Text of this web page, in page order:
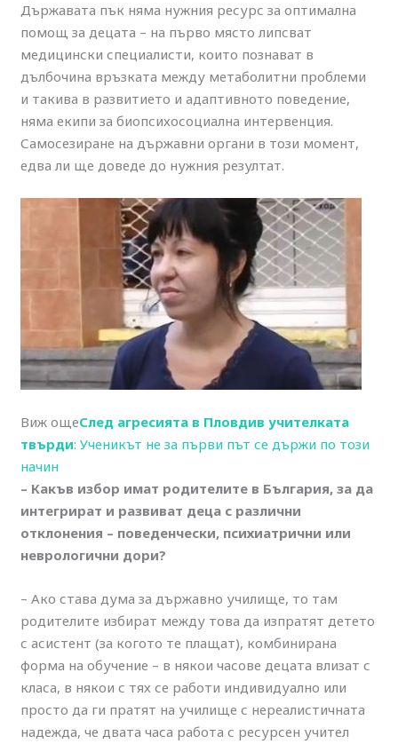
Държавата пък няма нужния ресурс за оптимална
помощ за децата – на първо място липсват
медицински специалисти, които познават в
дълбочина връзката между метаболитни проблеми
и такива в развитието и адаптивното поведение,
няма екипи за биопсихосоциална интервенция.
Самосезиране на държавни органи в този момент,
едва ли ще доведе до нужния резултат.
Виж ощеСлед агресията в Пловдив учителката
твърди: Ученикът не за първи път се държи по този
начин
– Какъв избор имат родителите в България, за да
интегрират и развиват деца с различни
отклонения – поведенчески, психиатрични или
неврологични дори?
– Ако става дума за държавно училище, то там
родителите избират между това да изпратят детето
с асистент (за когото те плащат), комбинирана
форма на обучение – в някои часове децата влизат с
класа, в някои с тях се работи индивидуално или
просто да ги пратят на училище с нереалистичната
надежда, че двата часа работа с ресурсен учител